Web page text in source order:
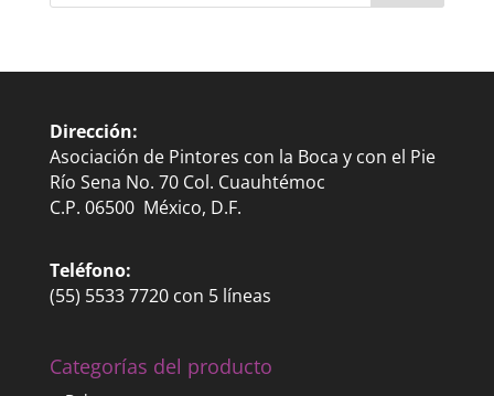
Dirección:
Asociación de Pintores con la Boca y con el Pie
Río Sena No. 70 Col. Cuauhtémoc
C.P. 06500 México, D.F.
Teléfono:
(55) 5533 7720 con 5 líneas
Categorías del producto